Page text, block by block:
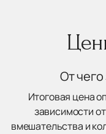
От
Итоговая цена
зависимости
вмешательства и